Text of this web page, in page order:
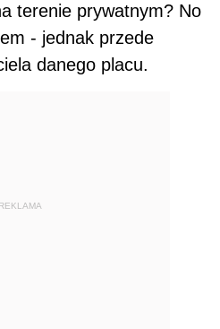
terenie prywatnym? No
- jednak przede
danego placu.
REKLAMA